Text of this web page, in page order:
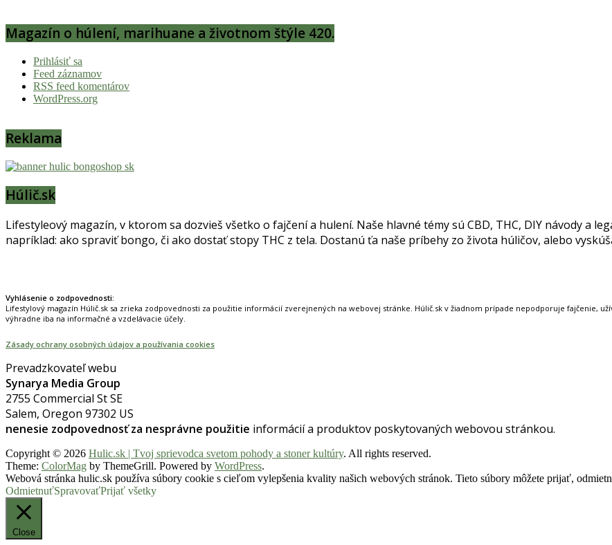
Magazín o húlení, marihuane a životnom štýle 420.
Prihlásiť sa
Feed záznamov
RSS feed komentárov
WordPress.org
Reklama
Húlič.sk
Lifestyleový magazín, v ktorom sa dozvieš všetko o fajčení a hulení. Naše hlavné témy sú CBD, THC, DIY návody a
napríklad: ako spraviť bongo, či ako dostať stopy THC z tela. Dostanú ťa naše príbehy zo života húličov, alebo
Vyhlásenie o zodpovednosti:
Lifestylový magazín Húlič.sk sa zrieka zodpovednosti za použitie informácií zverejnených na webovej stránke. Húlič.sk v žiadnom prípade nepodporuje fajčenie,
výhradne iba na informačné a vzdelávacie účely.
Zásady ochrany osobných údajov a používania cookies
Prevadzkovateľ webu
Synarya Media Group
2755 Commercial St SE
Salem, Oregon 97302 US
nenesie zodpovednosť za nesprávne použitie informácií a produktov poskytovaných webovou stránkou.
Copyright © 2026 Hulic.sk | Tvoj sprievodca svetom pohody a stoner kultúry. All rights reserved.
Theme: ColorMag by ThemeGrill. Powered by WordPress.
Webová stránka hulic.sk používa súbory cookie s cieľom vylepšenia kvality našich webových stránok. Tieto súbory môžete prijať,
OdmietnuťSpravovaťPrijať všetky
Close